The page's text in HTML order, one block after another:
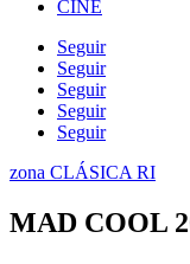
CINE
Seguir
Seguir
Seguir
Seguir
Seguir
zona CLÁSICA RI
MAD COOL